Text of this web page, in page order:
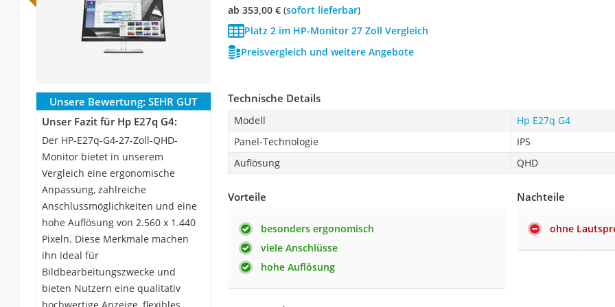
ab 353,00 €( Sofort lieferbar)
Platz 2 im HP-Monitor 27 Zoll Vergleich
Preisvergleich und weitere Angebote
Unsere Bewertung: SEHR GUT
Unser Fazit für Hp E27q G4:
Der HP-E27q-G4-27-Zoll-QHD-
Monitor bietet in unserem
Vergleich eine ergonomische
Anpassung, zahlreiche
Anschlussmöglichkeiten und eine
hohe Auflösung von 2.560 x 1.440
Pixeln. Diese Merkmale machen
ihn ideal für
Bildbearbeitungszwecke und
bieten Nutzern eine qualitativ
hochwertige Anzeige, flexibles
Technische Details
Modell
Hp E27q G4
Panel-Technologie
IPS
Auflösung
QHD
Vorteile
besonders ergonomisch
viele Anschlüsse
hohe Auflösung
Nachteile
ohne